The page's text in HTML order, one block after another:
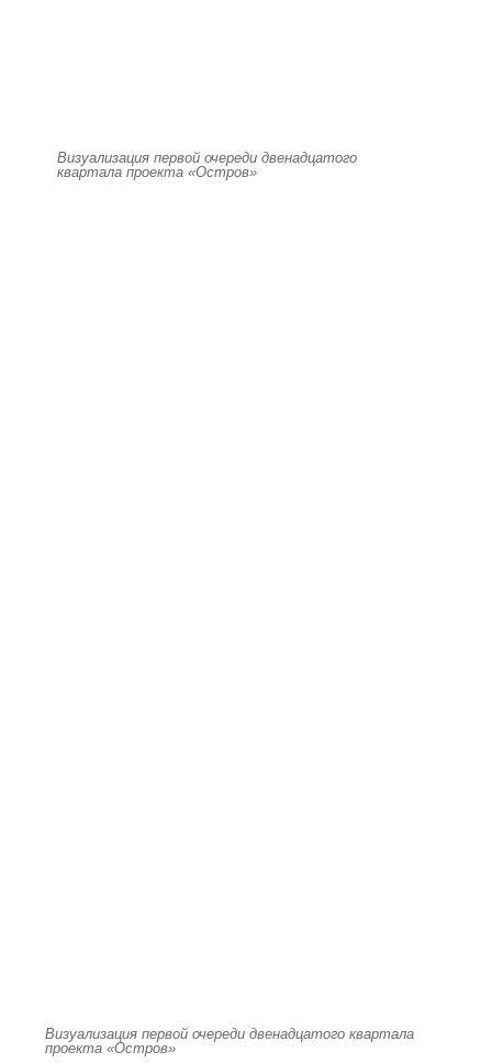
Визуализация первой очереди двенадцатого
квартала проекта «Остров»
Визуализация первой очереди двенадцатого квартала
проекта «Остров»